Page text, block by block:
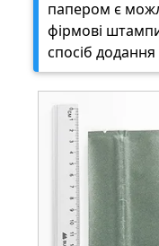
папером є
фірмові
спосіб додання